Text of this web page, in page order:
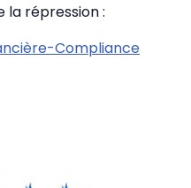
la répression :
Compliance